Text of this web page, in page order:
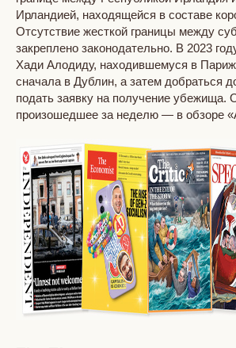
Ирландией, находящейся в составе
Отсутствие жесткой границы между
закреплено законодательно. В 2023
Хади Алодиду, находившемуся в
сначала в Дублин, а затем добраться
подать заявку на получение
произошедшее за неделю — в обзоре